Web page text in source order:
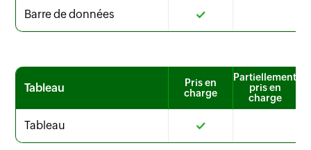
Barre de données
Tableau
Pris en
charge
Partiellement
pris en
charge
Tableau